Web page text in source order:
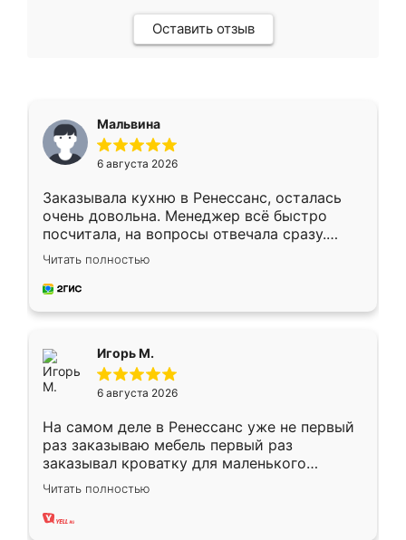
Оставить отзыв
Мальвина
6 августа 2026
Заказывала кухню в Ренессанс, осталась
очень довольна. Менеджер всё быстро
посчитала, на вопросы отвечала сразу.
Замерщик приехал в субботу, подошёл к
делу со всей ответственностью. Собрали
за день, ребята работали аккуратно, даже
Читать полностью
Игорь М.
6 августа 2026
На самом деле в Ренессанс уже не первый
раз заказываю мебель первый раз
заказывал кроватку для маленького
ребёнка при его рождении ,во второй раз
заказал шкаф-купе. По качеству очень
хорошее сборка достаточно быстрая,
Читать полностью